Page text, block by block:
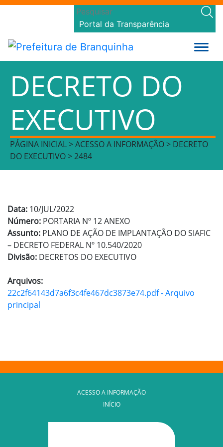
Portal da Transparência
DECRETO DO
EXECUTIVO
PÁGINA INICIAL > ACESSO A INFORMAÇÃO > DECRETO
DO EXECUTIVO > 2484
Data: 10/JUL/2022
Número: PORTARIA Nº 12 ANEXO
Assunto: PLANO DE AÇÃO DE IMPLANTAÇÃO DO SIAFIC
– DECRETO FEDERAL Nº 10.540/2020
Divisão: DECRETOS DO EXECUTIVO
Arquivos:
22c2f64143d7a6f3c4fe467dc3873e74.pdf - Arquivo
principal
ACESSO A INFORMAÇÃO
INÍCIO